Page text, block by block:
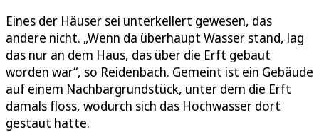
Eines der Häuser sei unterkellert gewesen, das
andere nicht. „Wenn da überhaupt Wasser stand, lag
das nur an dem Haus, das über die Erft gebaut
worden war“, so Reidenbach. Gemeint ist ein Gebäude
auf einem Nachbargrundstück, unter dem die Erft
damals floss, wodurch sich das Hochwasser dort
gestaut hatte.